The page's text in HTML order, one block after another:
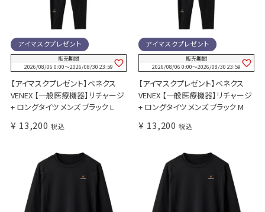
アイマスクプレゼント
販売期間
2026/08/06 0:00〜2026/08/30 23:59
【アイマスクプレゼント】ベネクス
VENEX 【一般医療機器】リチャージ
+ ロングタイツ メンズ ブラック L
¥ 13,200 税込
アイマスクプレゼント
販売期間
2026/08/06 0:00〜2026/08/30 23:59
【アイマスクプレゼント】ベネクス
VENEX 【一般医療機器】リチャージ
+ ロングタイツ メンズ ブラック M
¥ 13,200 税込